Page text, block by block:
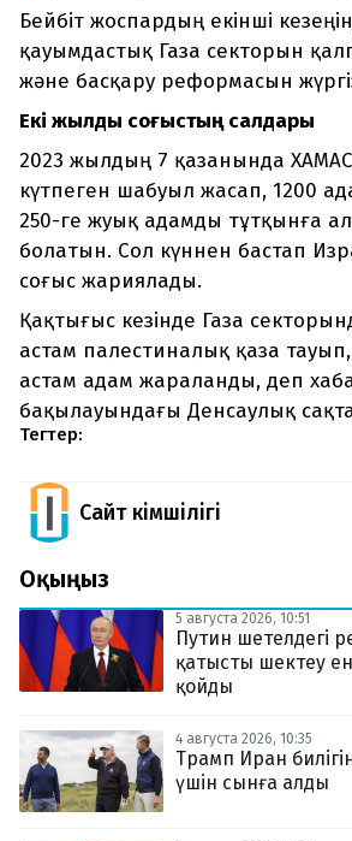
Бейбіт жоспардың екінші
қауымдастық Газа секторын
және басқару реформасын
Екі жылдық соғыстың салдары
2023 жылдың 7 қазанында
күтпеген шабуыл жасап, 1200
250-ге жуық адамды тұтқынға
болатын. Сол күннен бастап
соғыс жариялады.
Қақтығыс кезінде Газа
астам палестиналық қаза
астам адам жараланды, деп
бақылауындағы Денсаулық
Тегтер:
Сайт Әкімшілігі
Оқыңыз
5 августа 2026, 10:51
Путин шетелдегі
қатысты шектеу
қойды
4 августа 2026, 10:35
Трамп Иран
үшін сынға алды